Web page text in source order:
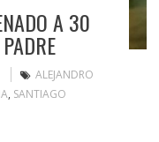
A 30
ALEJANDRO
, SANTIAGO